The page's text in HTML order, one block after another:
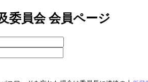
委員会 会員ページ